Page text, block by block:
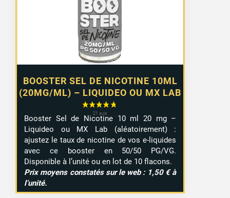
BOOSTER SEL DE NICOTINE 10ML
(20MG/ML) – LIQUIDEO OU MX LAB
à
9,99 €
Booster Sel de Nicotine 10 ml 20 mg –
Liquideo ou MX Lab (aléatoirement) :
ajustez le taux de nicotine de vos e-liquides
avec ce booster en 50/50 PG/VG.
Disponible à l’unité ou en lot de 10 flacons.
Prix moyens constatés sur le web : 1,50 € à
l’unité.